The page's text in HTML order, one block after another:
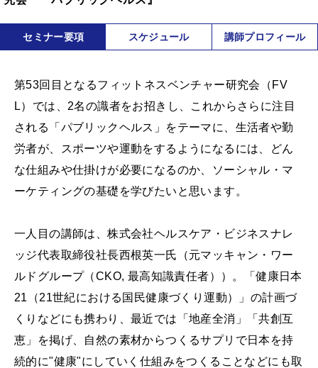
セミナー要項 スケジュール 講師プロフィール
第53回目となるフィットネスベンチャー研究会（FV
L）では、2名の識者をお招きし、これからさらに注目
される「パブリックヘルス」をテーマに、生活者や勤
労者が、スポーツや運動をするようになるには、どん
な仕組みや仕掛けが必要になるのか、ソーシャル・マ
ーケティングの基礎を学びたいと思います。
一人目の講師は、株式会社ヘルスケア・ビジネスナレ
ッジ代表取締役社長西根英一氏（元マッキャン・ワー
ルドグループ（CKO, 最高知識責任者））。「健康日本
21（21世紀における国民健康づくり運動）」の計画づ
くりなどにも携わり、最近では「地産全消」「共創互
恵」を掲げ、自然の素材からつくるサプリで日本を持
続的に"健康"にしていく仕組みをつくることなどにも取